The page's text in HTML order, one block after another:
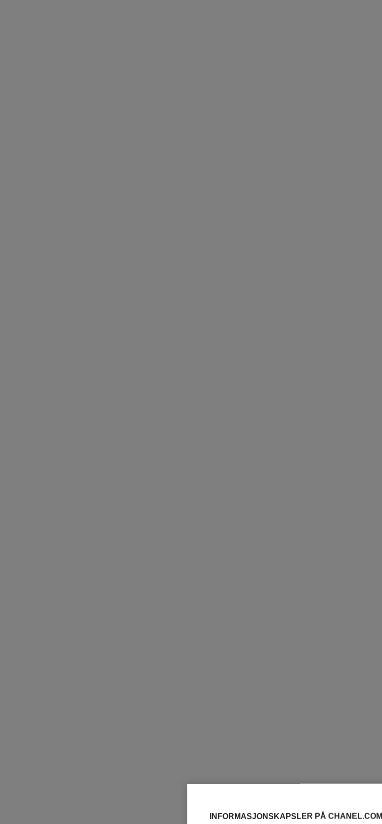
INFORMASJONSKAPSLER PÅ CHANEL.COM